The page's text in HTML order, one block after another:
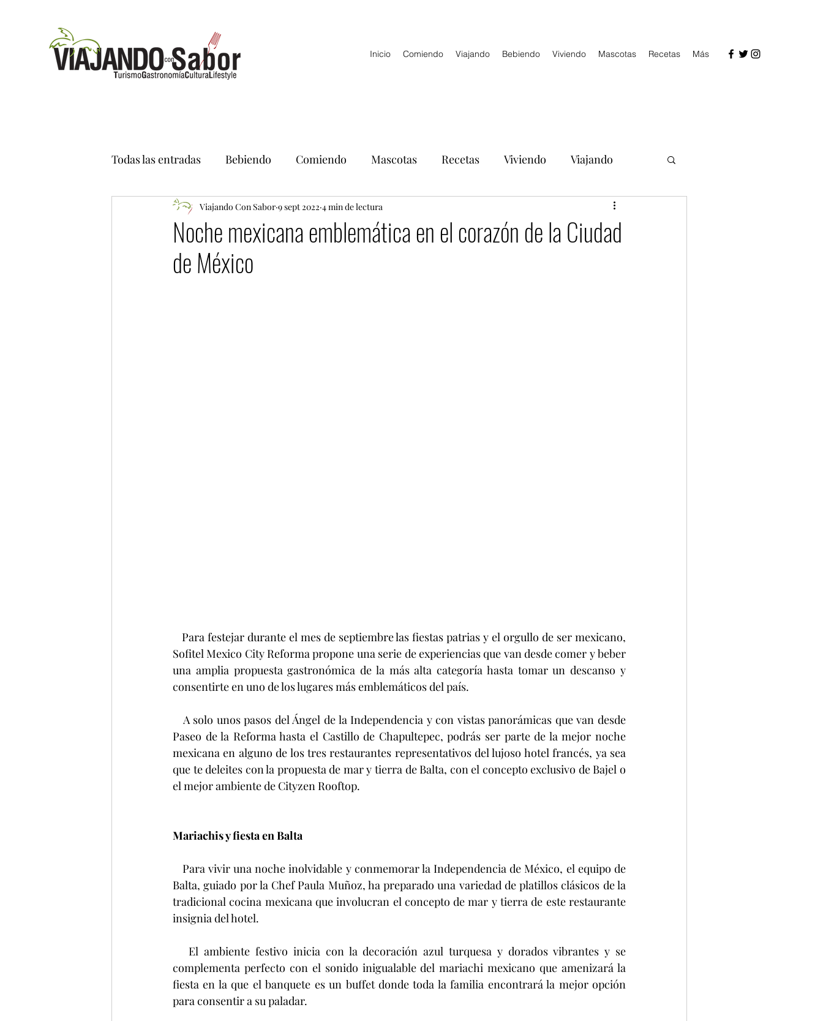
Inicio Comiendo Viajando Bebiendo Viviendo Mascotas Recetas Más
Todas las entradas Bebiendo Comiendo Mascotas Recetas Viviendo Viajando
Noche mexicana emblemática en el corazón de la Ciudad
de México
Viajando Con Sabor 9 sept 2022 4 min de lectura
Sofitel Mexico City Reforma propone una serie de experiencias que van desde comer y beber
una amplia propuesta gastronómica de la más alta categoría hasta tomar un descanso y
consentirte en uno de los lugares más emblemáticos del país.
Paseo de la Reforma hasta el Castillo de Chapultepec, podrás ser parte de la mejor noche
mexicana en alguno de los tres restaurantes representativos del lujoso hotel francés, ya sea
que te deleites con la propuesta de mar y tierra de Balta, con el concepto exclusivo de Bajel o
el mejor ambiente de Cityzen Rooftop.
Mariachis y fiesta en Balta
Balta, guiado por la Chef Paula Muñoz, ha preparado una variedad de platillos clásicos de la
tradicional cocina mexicana que involucran el concepto de mar y tierra de este restaurante
insignia del hotel.
complementa perfecto con el sonido inigualable del mariachi mexicano que amenizará la
fiesta en la que el banquete es un buffet donde toda la familia encontrará la mejor opción
para consentir a su paladar.